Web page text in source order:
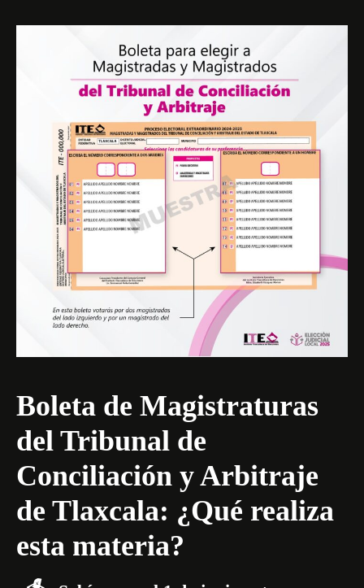
Boleta de Magistraturas
del Tribunal de
Conciliación y Arbitraje
de Tlaxcala: ¿Qué realiza
esta materia?